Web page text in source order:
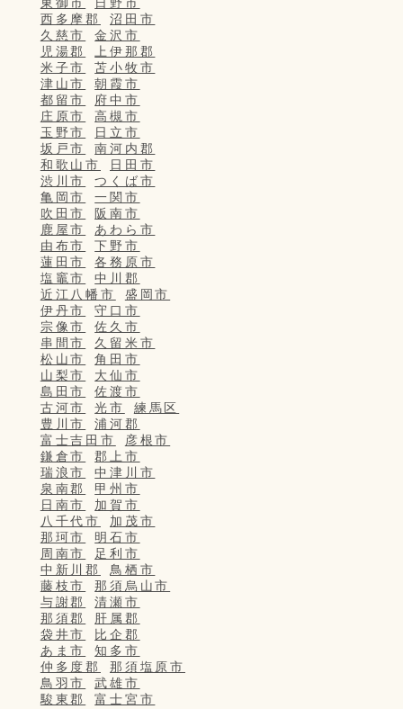
西多摩郡
沼田市
久慈市
金沢市
児湯郡
上伊那郡
米子市
苫小牧市
津山市
朝霞市
都留市
府中市
庄原市
高槻市
玉野市
日立市
坂戸市
南河内郡
和歌山市
日田市
渋川市
つくば市
亀岡市
一関市
吹田市
阪南市
鹿屋市
あわら市
由布市
下野市
蓮田市
各務原市
塩竈市
中川郡
近江八幡市
盛岡市
伊丹市
守口市
宗像市
佐久市
串間市
久留米市
松山市
角田市
山梨市
大仙市
島田市
佐渡市
古河市
光市
練馬区
豊川市
浦河郡
富士吉田市
彦根市
鎌倉市
郡上市
瑞浪市
中津川市
泉南郡
甲州市
日南市
加賀市
八千代市
加茂市
那珂市
明石市
周南市
足利市
中新川郡
鳥栖市
藤枝市
那須烏山市
与謝郡
清瀬市
那須郡
肝属郡
袋井市
比企郡
あま市
知多市
仲多度郡
那須塩原市
鳥羽市
武雄市
駿東郡
富士宮市